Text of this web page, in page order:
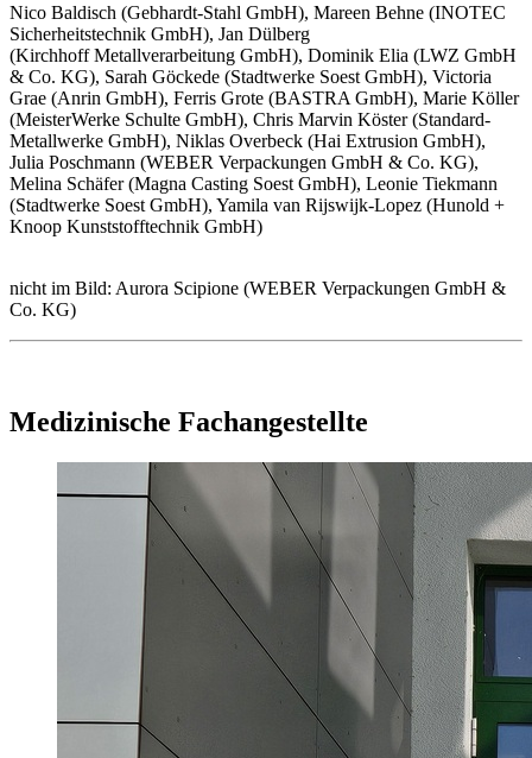
Nico Baldisch (Gebhardt-Stahl GmbH), Mareen Behne (INOTEC
Sicherheitstechnik GmbH), Jan Dülberg
(Kirchhoff Metallverarbeitung GmbH), Dominik Elia (LWZ GmbH
& Co. KG), Sarah Göckede (Stadtwerke Soest GmbH), Victoria
Grae (Anrin GmbH), Ferris Grote (BASTRA GmbH), Marie Köller
(MeisterWerke Schulte GmbH), Chris Marvin Köster (Standard-
Metallwerke GmbH), Niklas Overbeck (Hai Extrusion GmbH),
Julia Poschmann (WEBER Verpackungen GmbH & Co. KG),
Melina Schäfer (Magna Casting Soest GmbH), Leonie Tiekmann
(Stadtwerke Soest GmbH), Yamila van Rijswijk-Lopez (Hunold +
Knoop Kunststofftechnik GmbH)
nicht im Bild: Aurora Scipione (WEBER Verpackungen GmbH &
Co. KG)
Medizinische Fachangestellte